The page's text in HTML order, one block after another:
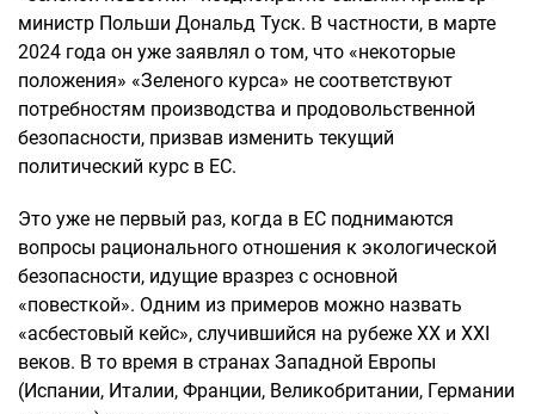
министр Польши Дональд Туск. В частности, в марте
2024 года он уже заявлял о том, что «некоторые
положения» «Зеленого курса» не соответствуют
потребностям производства и продовольственной
безопасности, призвав изменить текущий
политический курс в ЕС.
Это уже не первый раз, когда в ЕС поднимаются
вопросы рационального отношения к экологической
безопасности, идущие вразрез с основной
«повесткой». Одним из примеров можно назвать
«асбестовый кейс», случившийся на рубеже XX и XXI
веков. В то время в странах Западной Европы
(Испании, Италии, Франции, Великобритании, Германии